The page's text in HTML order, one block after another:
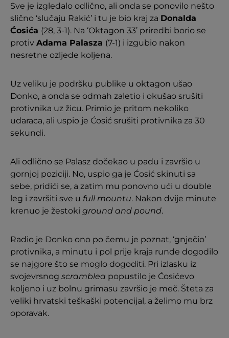
Sve je izgledalo odlično, ali onda se ponovilo nešto
slično ‘slučaju Rakić’ i tu je bio kraj za Donalda
Ćosića (28, 3-1). Na ‘Oktagon 33’ priredbi borio se
protiv Adama Palasza (7-1) i izgubio nakon
nesretne ozljede koljena.
Uz veliku je podršku publike u oktagon ušao
Donko, a onda se odmah zaletio i okušao srušiti
protivnika uz žicu. Primio je pritom nekoliko
udaraca, ali uspio je Ćosić srušiti protivnika za 30
sekundi.
Ali odlično se Palasz dočekao u padu i završio u
gornjoj poziciji. No, uspio ga je Ćosić skinuti sa
sebe, pridići se, a zatim mu ponovno ući u double
leg i završiti sve u full mountu. Nakon dvije minute
krenuo je žestoki ground and pound.
Radio je Donko ono po čemu je poznat, ‘gnječio’
protivnika, a minutu i pol prije kraja runde dogodilo
se najgore što se moglo dogoditi. Pri izlasku iz
svojevrsnog scramblea popustilo je Ćosićevo
koljeno i uz bolnu grimasu završio je meč. Šteta za
veliki hrvatski teškaški potencijal, a želimo mu brz
oporavak.